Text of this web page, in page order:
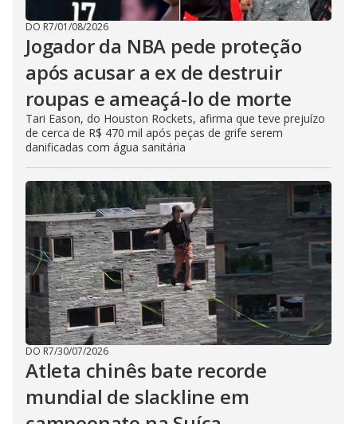
DO R7/01/08/2026
Jogador da NBA pede proteção
após acusar a ex de destruir
roupas e ameaçá-lo de morte
Tari Eason, do Houston Rockets, afirma que teve prejuízo
de cerca de R$ 470 mil após peças de grife serem
danificadas com água sanitária
DO R7/30/07/2026
Atleta chinês bate recorde
mundial de slackline em